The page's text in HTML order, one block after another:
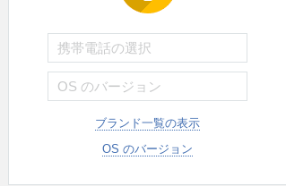
ブランド一覧の表示
OS のバージョン